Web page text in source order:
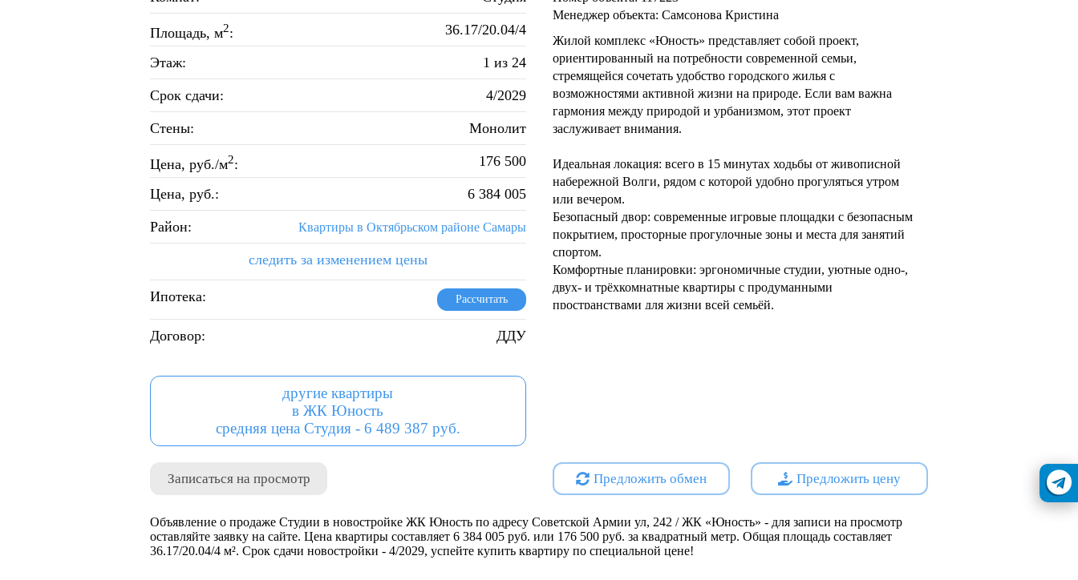
Площадь, м2: 36.17/20.04/4
Этаж: 1 из 24
Срок сдачи: 4/2029
Стены: Монолит
Цена, руб./м2: 176 500
Цена, руб.: 6 384 005
Район: Квартиры в Октябрьском районе Самары
следить за изменением цены
Ипотека: Рассчитать
Договор: ДДУ
другие квартиры
в ЖК Юность
средняя цена Студия - 6 489 387 руб.
Записаться на просмотр
Менеджер объекта: Самсонова Кристина
Жилой комплекс «Юность» представляет собой проект,
ориентированный на потребности современной семьи,
стремящейся сочетать удобство городского жилья с
возможностями активной жизни на природе. Если вам важна
гармония между природой и урбанизмом, этот проект
заслуживает внимания.
Идеальная локация: всего в 15 минутах ходьбы от живописной
набережной Волги, рядом с которой удобно прогуляться утром
или вечером.
Безопасный двор: современные игровые площадки с безопасным
покрытием, просторные прогулочные зоны и места для занятий
спортом.
Комфортные планировки: эргономичные студии, уютные одно-,
двух- и трёхкомнатные квартиры с продуманными
пространствами для жизни всей семьёй.
Предложить обмен Предложить цену
Объявление о продаже Студии в новостройке ЖК Юность по адресу Советской Армии ул, 242 / ЖК «Юность» - для записи на просмотр
оставляйте заявку на сайте. Цена квартиры составляет 6 384 005 руб. или 176 500 руб. за квадратный метр. Общая площадь составляет
36.17/20.04/4 м². Срок сдачи новостройки - 4/2029, успейте купить квартиру по специальной цене!